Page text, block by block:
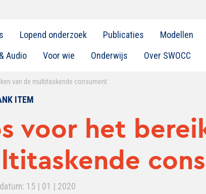
Lopend onderzoek Publicaties Modellen
Audio
Voor wie Onderwijs Over SWOCC
van de multitaskende consument
ITEM
voor het
15 | 01 | 2020